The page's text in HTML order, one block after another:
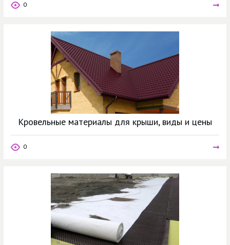
0
Кровельные материалы для крыши, виды и цены
0